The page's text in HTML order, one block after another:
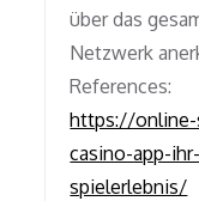
über das
Netzwerk
References:
https://online-
casino-app-
spielerlebnis/